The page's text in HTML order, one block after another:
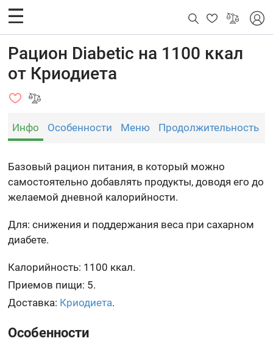
Рацион Diabetic на 1100 ккал
от Криодиета
Инфо Особенности Меню Продолжительность
Базовый рацион питания, в который можно
самостоятельно добавлять продукты, доводя его до
желаемой дневной калорийности.
Для: снижения и поддержания веса при сахарном
диабете.
Калорийность: 1100 ккал.
Приемов пищи: 5.
Доставка: Криодиета.
Особенности